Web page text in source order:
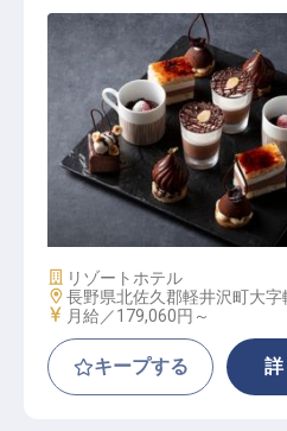
製菓│西武グループ／月8
賞与約4カ月分／年収385
施設業態
リゾートホテル
勤務地
長野県北佐久郡軽井沢町大
給与
月給／179,060円～
キープする 詳